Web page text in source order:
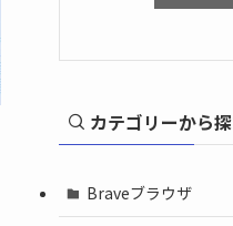
カテゴリーから
Braveブラウザ